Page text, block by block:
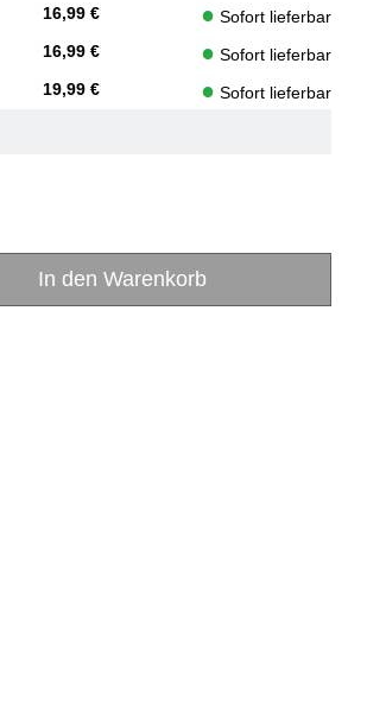
16,99 € ● Sofort lieferbar
16,99 € ● Sofort lieferbar
19,99 € ● Sofort lieferbar
In den Warenkorb